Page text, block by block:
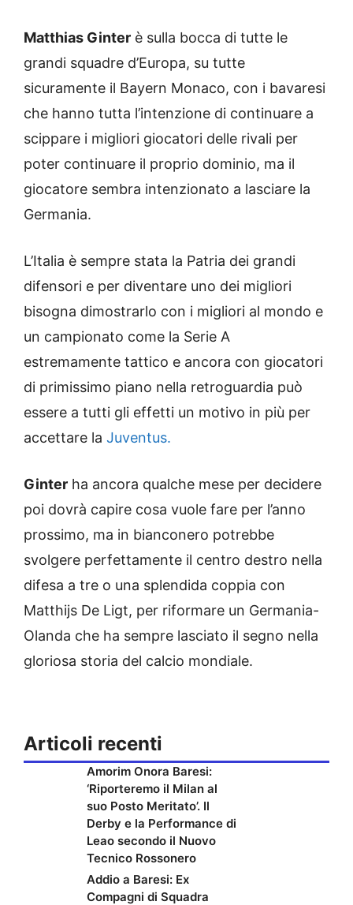
Matthias Ginter è sulla bocca di tutte le
grandi squadre d’Europa, su tutte
sicuramente il Bayern Monaco, con i bavaresi
che hanno tutta l’intenzione di continuare a
scippare i migliori giocatori delle rivali per
poter continuare il proprio dominio, ma il
giocatore sembra intenzionato a lasciare la
Germania.
L’Italia è sempre stata la Patria dei grandi
difensori e per diventare uno dei migliori
bisogna dimostrarlo con i migliori al mondo e
un campionato come la Serie A
estremamente tattico e ancora con giocatori
di primissimo piano nella retroguardia può
essere a tutti gli effetti un motivo in più per
accettare la Juventus.
Ginter ha ancora qualche mese per decidere
poi dovrà capire cosa vuole fare per l’anno
prossimo, ma in bianconero potrebbe
svolgere perfettamente il centro destro nella
difesa a tre o una splendida coppia con
Matthijs De Ligt, per riformare un Germania-
Olanda che ha sempre lasciato il segno nella
gloriosa storia del calcio mondiale.
Articoli recenti
Amorim Onora Baresi:
‘Riporteremo il Milan al
suo Posto Meritato’. Il
Derby e la Performance di
Leao secondo il Nuovo
Tecnico Rossonero
Addio a Baresi: Ex
Compagni di Squadra